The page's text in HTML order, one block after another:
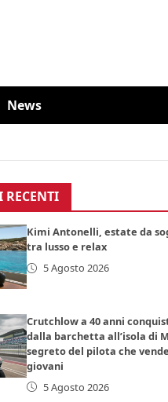
News
RECENTI
Kimi Antonelli, estate da
tra lusso e relax
5 Agosto 2026
Crutchlow a 40 anni
dalla barchetta all’isola di
segreto del pilota che
giovani
5 Agosto 2026